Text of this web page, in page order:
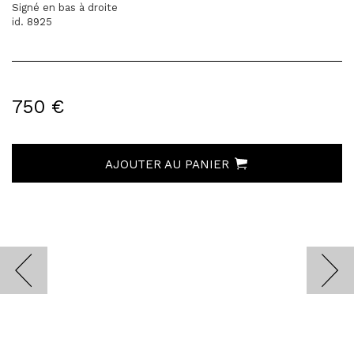
Signé en bas à droite
id. 8925
750 €
AJOUTER AU PANIER